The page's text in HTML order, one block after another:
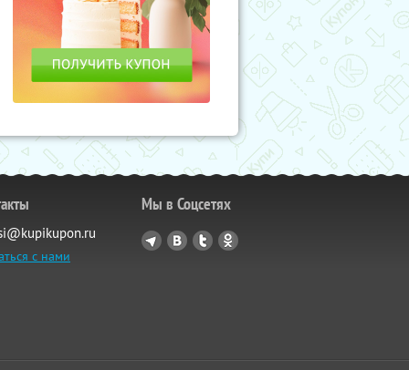
с нами
Мы в Соцсетях